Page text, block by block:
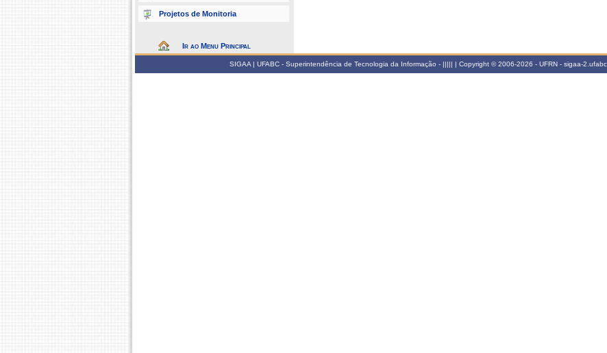
Projetos de Monitoria
Ir ao Menu Principal
SIGAA | UFABC - Superintendência de Tecnologia da Informação - ||||| | Copyright © 2006-2026 - UFRN - sigaa-